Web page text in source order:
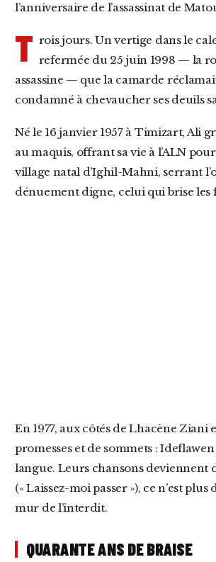
l’anniversaire de l’assassinat de
T rois jours. Un vertige dans le
refermée du 25 juin 1998 — la
assassine — que la camarde
condamné à chevaucher ses deuils
Né le 16 janvier 1957 à Timizart, Ali grandit dans l’ombre portée de la guerre. Son père meurt
au maquis, offrant sa vie à l’ALN
village natal d’Ighil-Mahni, serrant
dénuement digne, celui qui brise les
En 1977, aux côtés de Lhacène Ziani et Zahir Adjou, il fonde un groupe au nom lourd de
promesses et de sommets :
langue. Leurs chansons deviennent
(« Laissez-moi passer »), ce n’est
mur de l’interdit.
QUARANTE ANS DE BRAISE